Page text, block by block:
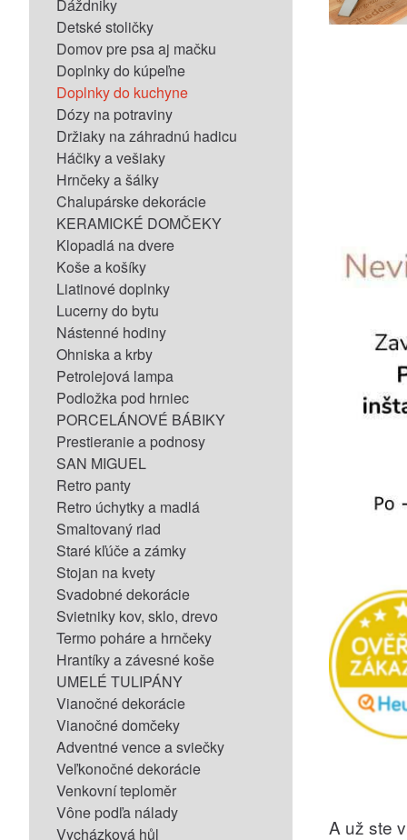
Dáždniky
Detské stoličky
Domov pre psa aj mačku
Doplnky do kúpeľne
Doplnky do kuchyne
Dózy na potraviny
Držiaky na záhradnú hadicu
Háčiky a vešiaky
Hrnčeky a šálky
Chalupárske dekorácie
KERAMICKÉ DOMČEKY
Klopadlá na dvere
Koše a košíky
Liatinové doplnky
Lucerny do bytu
Nástenné hodiny
Ohniska a krby
Petrolejová lampa
Podložka pod hrniec
PORCELÁNOVÉ BÁBIKY
Prestieranie a podnosy
SAN MIGUEL
Retro panty
Retro úchytky a madlá
Smaltovaný riad
Staré kľúče a zámky
Stojan na kvety
Svadobné dekorácie
Svietniky kov, sklo, drevo
Termo poháre a hrnčeky
Hrantíky a závesné koše
UMELÉ TULIPÁNY
Vianočné dekorácie
Vianočné domčeky
Adventné vence a sviečky
Veľkonočné dekorácie
Venkovní teploměr
Vône podľa nálady
Vycházková hůl
A už ste